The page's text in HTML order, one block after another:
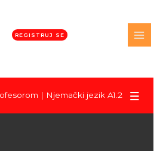
REGISTRUJ SE
| Njemački jezik A1.2